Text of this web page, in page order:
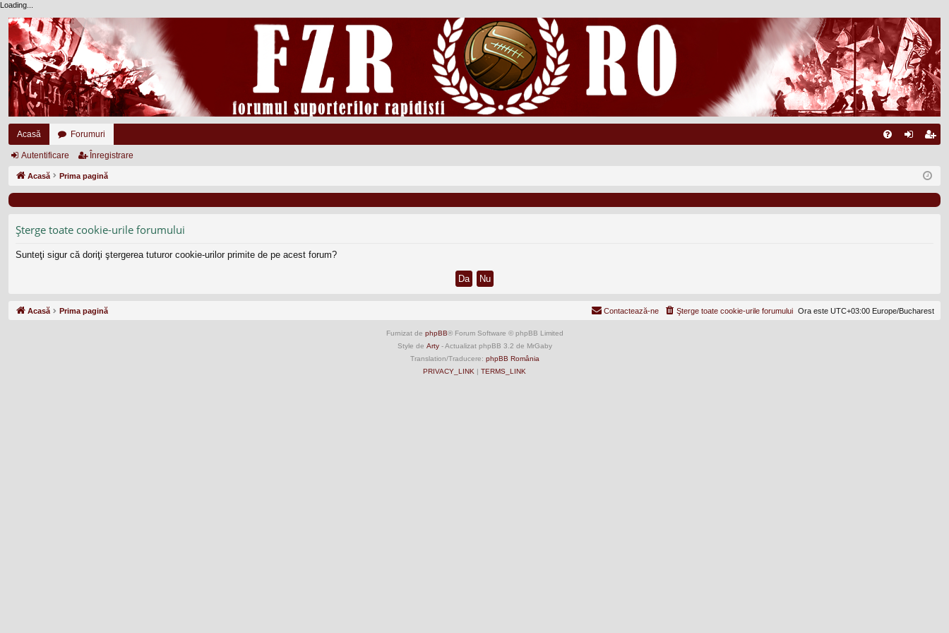
Loading...
Acasă Forumuri
eg
Autentificare Înregistrare
Acasă Prima pagină
Şterge toate cookie-urile forumului
Sunteţi sigur că doriţi ştergerea tuturor cookie-urilor primite de pe acest forum?
Acasă Prima pagină Ora este UTC+03:00 Europe/Bucharest
Şterge toate cookie-urile forumului
Contactează-ne
Furnizat de phpBB® Forum Software © phpBB Limited
Style de Arty- Actualizat phpBB 3.2 de MrGaby
Translation/Traducere: phpBB România
PRIVACY_LINK | TERMS_LINK